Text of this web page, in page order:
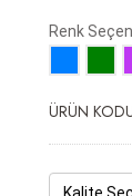
Renk
ÜRÜN